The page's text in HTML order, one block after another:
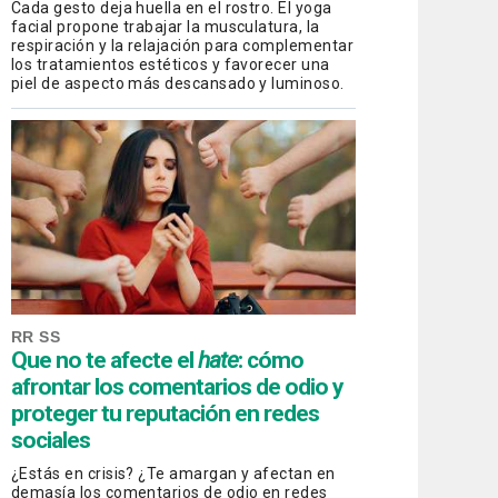
Cada gesto deja huella en el rostro. El yoga
facial propone trabajar la musculatura, la
respiración y la relajación para complementar
los tratamientos estéticos y favorecer una
piel de aspecto más descansado y luminoso.
RR SS
Que no te afecte el hate: cómo
afrontar los comentarios de odio y
proteger tu reputación en redes
sociales
¿Estás en crisis? ¿Te amargan y afectan en
demasía los comentarios de odio en redes